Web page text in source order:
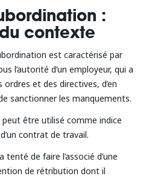
:
contexte
est caractérisé par
l’autorité d’un employeur, qui a
et des directives, d’en
sanctionner les manquements.
être utilisé comme indice
contrat de travail.
tenté de faire l’associé d’une
de rétribution dont il